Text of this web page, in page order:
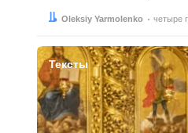
Автор:
Oleksiy Yarmolenko
Дата: четыре
Тексты